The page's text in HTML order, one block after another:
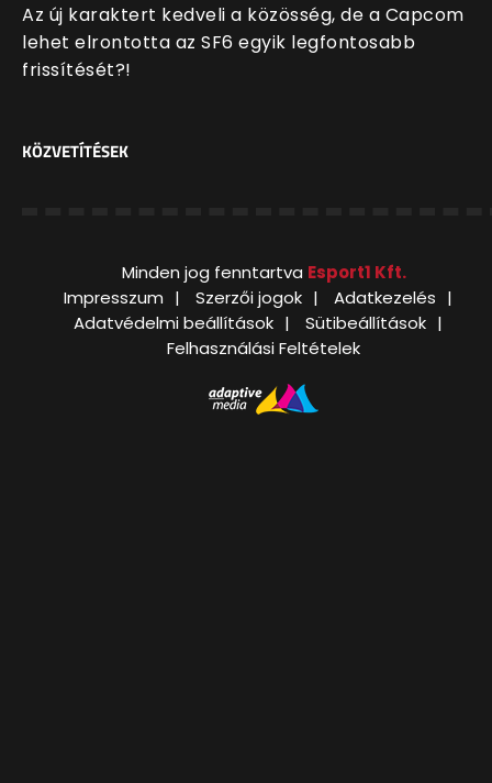
Az új karaktert kedveli a közösség, de a Capcom
lehet elrontotta az SF6 egyik legfontosabb
frissítését?!
KÖZVETÍTÉSEK
Minden jog fenntartva Esport1 Kft.
Impresszum
Szerzői jogok
Adatkezelés
Adatvédelmi beállítások
Sütibeállítások
Felhasználási Feltételek